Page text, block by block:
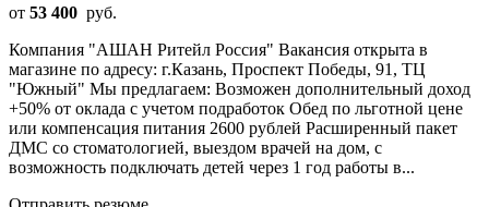
от 53 400 руб.
Компания "АШАН Ритейл Россия" Вакансия открыта в
магазине по адресу: г.Казань, Проспект Победы, 91, ТЦ
"Южный" Мы предлагаем: Возможен дополнительный доход
+50% от оклада с учетом подработок Обед по льготной цене
или компенсация питания 2600 рублей Расширенный пакет
ДМС со стоматологией, выездом врачей на дом, с
возможность подключать детей через 1 год работы в...